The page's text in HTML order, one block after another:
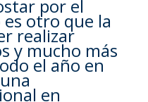
por el
otro que la
realizar
y mucho más
el año en
en